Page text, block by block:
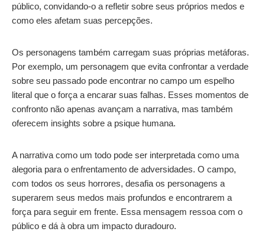
público, convidando-o a refletir sobre seus próprios medos e
como eles afetam suas percepções.
Os personagens também carregam suas próprias metáforas.
Por exemplo, um personagem que evita confrontar a verdade
sobre seu passado pode encontrar no campo um espelho
literal que o força a encarar suas falhas. Esses momentos de
confronto não apenas avançam a narrativa, mas também
oferecem insights sobre a psique humana.
A narrativa como um todo pode ser interpretada como uma
alegoria para o enfrentamento de adversidades. O campo,
com todos os seus horrores, desafia os personagens a
superarem seus medos mais profundos e encontrarem a
força para seguir em frente. Essa mensagem ressoa com o
público e dá à obra um impacto duradouro.